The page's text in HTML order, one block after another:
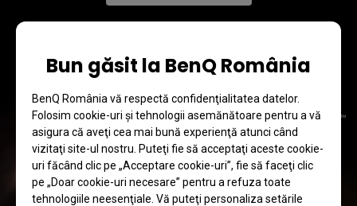
Bun găsit la BenQ România
BenQ România vă respectă confidenţialitatea datelor.
Folosim cookie-uri şi tehnologii asemănătoare pentru a vă
asigura că aveţi cea mai bună experienţă atunci când
vizitaţi site-ul nostru. Puteţi fie să acceptaţi aceste cookie-
uri făcând clic pe „Acceptare cookie-uri”, fie să faceţi clic
pe „Doar cookie-uri necesare” pentru a refuza toate
tehnologiile neesenţiale. Vă puteţi personaliza setările